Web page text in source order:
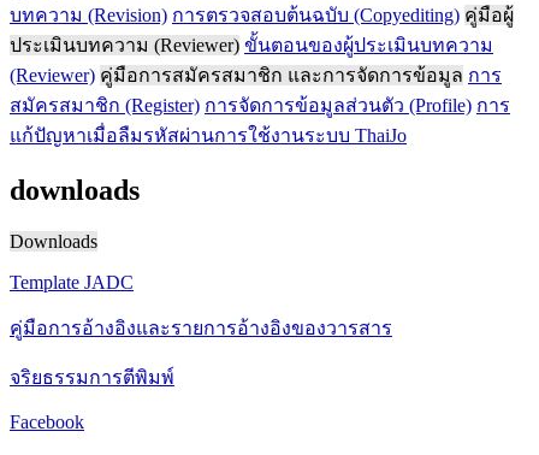
บทความ (Revision) การตรวจสอบต้นฉบับ (Copyediting) คู่มือผู้
ประเมินบทความ (Reviewer) ขั้นตอนของผู้ประเมินบทความ
(Reviewer) คู่มือการสมัครสมาชิก และการจัดการข้อมูล การ
สมัครสมาชิก (Register) การจัดการข้อมูลส่วนตัว (Profile) การ
แก้ปัญหาเมื่อลืมรหัสผ่านการใช้งานระบบ ThaiJo
downloads
Downloads
Template JADC
คู่มือการอ้างอิงและรายการอ้างอิงของวารสาร
จริยธรรมการตีพิมพ์
Facebook